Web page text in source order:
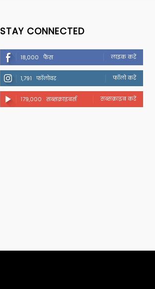
STAY CONNECTED
18,000 फैंस लाइक करें
1,791 फॉलोवर फॉलो करें
179,000 सब्सक्राइबर्स सब्सक्राइब करें